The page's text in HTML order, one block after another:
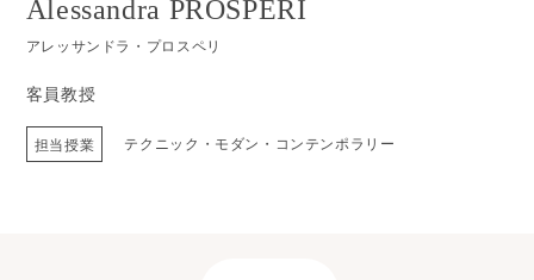
Alessandra PROSPERI
アレッサンドラ・プロスペリ
客員教授
担当授業 テクニック・モダン・コンテンポラリー